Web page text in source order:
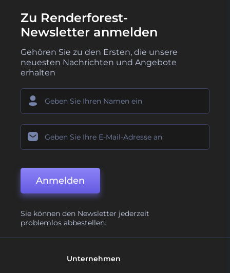
Zu Renderforest-
Newsletter anmelden
Gehören Sie zu den Ersten, die unsere
neuesten Nachrichten und Angebote
erhalten
Anmelden
Sie können den Newsletter jederzeit
problemlos abbestellen.
Unternehmen